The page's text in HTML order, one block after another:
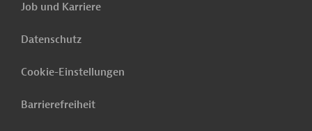
Job und Karriere
Datenschutz
Cookie-Einstellungen
Barrierefreiheit